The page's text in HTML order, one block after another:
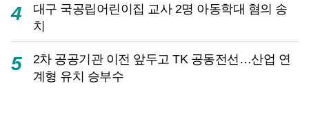
4
대구 국공립어린이집 교사 2명 아동학대 혐의 송
치
5
2차 공공기관 이전 앞두고 TK 공동전선…산업 연
계형 유치 승부수